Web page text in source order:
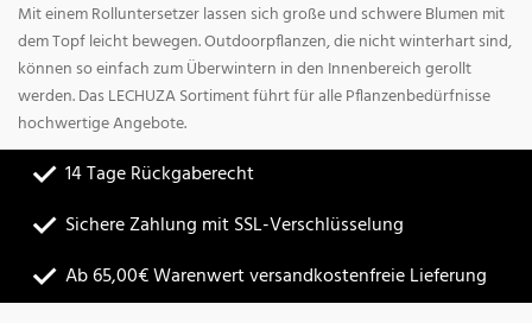
Mit einem Rolluntersetzer lassen sich große und schwere Blumen mit
dem Topf leicht bewegen. Outdoorpflanzen, die nicht winterhart sind,
können so einfach zum Überwintern in den Innenbereich gerollt
werden. Das LECHUZA Sortiment führt für alle Pflanzenbedürfnisse
hochwertige Angebote.
14 Tage Rückgaberecht
Sichere Zahlung mit SSL-Verschlüsselung
Ab 65,00€ Warenwert versandkostenfreie Lieferung